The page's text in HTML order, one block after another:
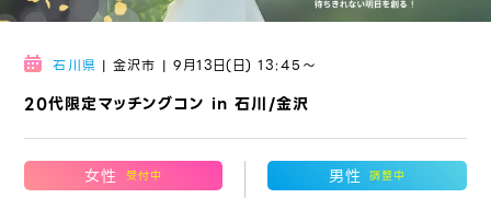
20代限定マッチングコン in 石川/金沢
石川県 | 金沢市 | 9月13日(日) 13:45〜
女性 受付中 男性 調整中